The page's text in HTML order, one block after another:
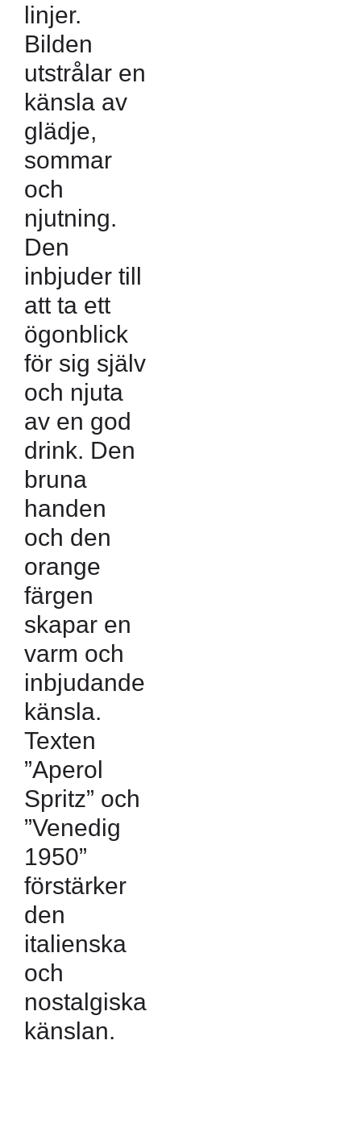
linjer.
Bilden
utstrålar en
känsla av
glädje,
sommar
och
njutning.
Den
inbjuder till
att ta ett
ögonblick
för sig själv
och njuta
av en god
drink. Den
bruna
handen
och den
orange
färgen
skapar en
varm och
inbjudande
känsla.
Texten
”Aperol
Spritz” och
”Venedig
1950”
förstärker
den
italienska
och
nostalgiska
känslan.